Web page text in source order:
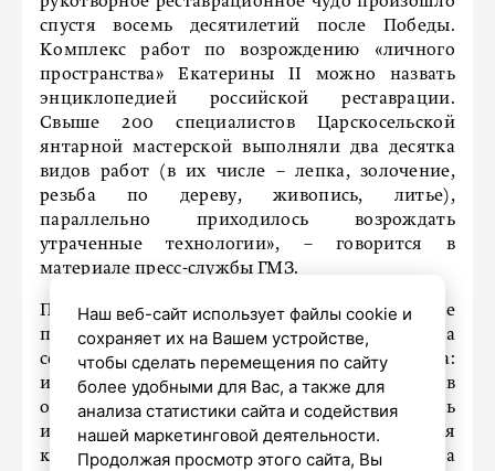
спустя восемь десятилетий после Победы.
Комплекс работ по возрождению «личного
пространства» Екатерины II можно назвать
энциклопедией российской реставрации.
Свыше 200 специалистов Царскосельской
янтарной мастерской выполняли два десятка
видов работ (в их числе – лепка, золочение,
резьба по дереву, живопись, литье),
параллельно приходилось возрождать
утраченные технологии», – говорится в
материале пресс-службы ГМЗ.
Процесс реставрации, как и все
предшествующие этапы, сопровождала
серьезная научно-исследовательская работа:
изучались архивные документы и сведения в
опубликованных источниках, подбиралась
иконография, реставрационный совет музея
курировал воссоздание каждого элемента
Наш веб-сайт использует файлы cookie и
сохраняет их на Вашем устройстве,
чтобы сделать перемещения по сайту
более удобными для Вас, а также для
анализа статистики сайта и содействия
нашей маркетинговой деятельности.
Продолжая просмотр этого сайта, Вы